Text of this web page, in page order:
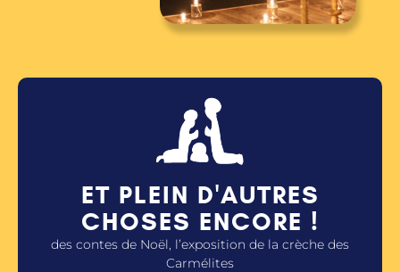
ET PLEIN D'AUTRES
CHOSES ENCORE !
des contes de Noël, l’exposition de la crèche des
Carmélites